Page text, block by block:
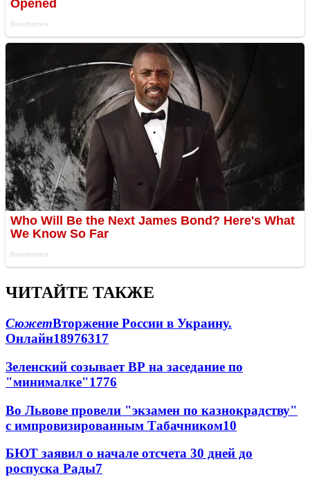
ЧИТАЙТЕ ТАКЖЕ
СюжетВторжение России в Украину.
Онлайн18976317
Зеленский созывает ВР на заседание по
"минималке"1776
Во Львове провели "экзамен по казнокрадству"
с импровизированным Табачником10
БЮТ заявил о начале отсчета 30 дней до
роспуска Рады7